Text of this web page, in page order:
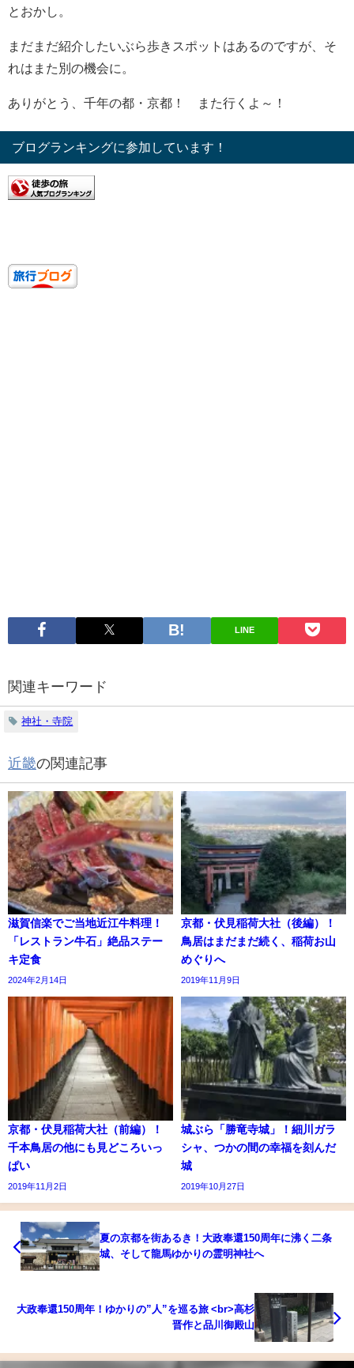
とおかし。
まだまだ紹介したいぶら歩きスポットはあるのですが、そ
れはまた別の機会に。
ありがとう、千年の都・京都！ また行くよ～！
ブログランキングに参加しています！
LINE
関連キーワード
神社・寺院
近畿の関連記事
滋賀信楽でご当地近江牛料理！
「レストラン牛石」絶品ステー
キ定食
2024年2月14日
京都・伏見稲荷大社（後編）！
鳥居はまだまだ続く、稲荷お山
めぐりへ
2019年11月9日
京都・伏見稲荷大社（前編）！
千本鳥居の他にも見どころいっ
ぱい
2019年11月2日
城ぶら「勝竜寺城」！細川ガラ
シャ、つかの間の幸福を刻んだ
城
2019年10月27日
夏の京都を街あるき！大政奉還150周年に沸く二条
城、そして龍馬ゆかりの霊明神社へ
大政奉還150周年！ゆかりの”人”を巡る旅 <br>高杉
晋作と品川御殿山